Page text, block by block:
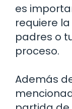
es
requiere
padres o
proceso.
Además